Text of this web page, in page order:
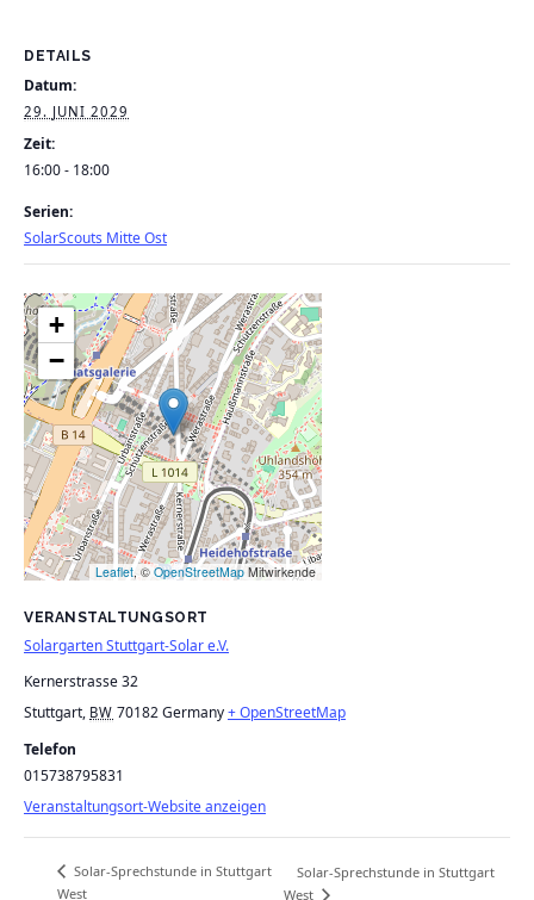
DETAILS
Datum:
29. JUNI 2029
Zeit:
16:00 - 18:00
Serien:
SolarScouts Mitte Ost
VERANSTALTUNGSORT
Solargarten Stuttgart-Solar e.V.
Kernerstrasse 32
Stuttgart, BW 70182Germany+ OpenStreetMap
Telefon
015738795831
Veranstaltungsort-Website anzeigen
+
−
Leaflet, © OpenStreetMap Mitwirkende
Solar-Sprechstunde in Stuttgart
West
Solar-Sprechstunde in Stuttgart
West